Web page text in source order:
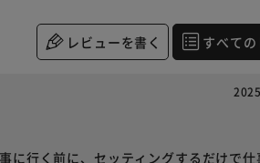
レビューを書く すべて
に行く前に、セッティングするだけで仕